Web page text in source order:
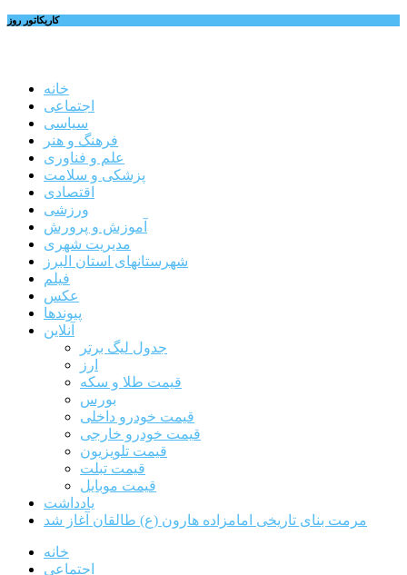
کاریکاتور روز
خانه
اجتماعی
سیاسی
فرهنگ و هنر
علم و فناوری
پزشکی و سلامت
اقتصادی
ورزشی
آموزش و پرورش
مدیریت شهری
شهرستانهای استان البرز
فیلم
عکس
پیوندها
آنلاین
جدول لیگ برتر
ارز
قیمت طلا و سکه
بورس
قیمت خودرو داخلی
قیمت خودرو خارجی
قیمت تلویزیون
قیمت تبلت
قیمت موبایل
یادداشت
مرمت بنای تاریخی امامزاده هارون (ع) طالقان آغاز شد
خانه
اجتماعی